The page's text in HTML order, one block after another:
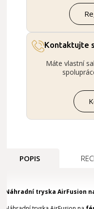
Kontaktujte
Máte vlastní
POPIS
Náhradní tryska AirFusion